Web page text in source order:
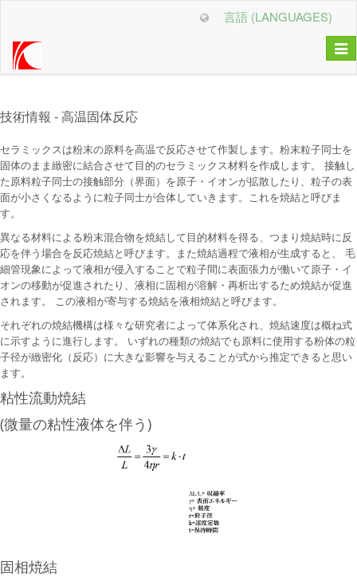
言語 (LANGUAGES)
技術情報 - 高温固体反応
セラミックスは粉末の原料を高温で反応させて作製します。粉末粒子同士を
固体のまま緻密に結合させて目的のセラミックス材料を作成します。 接触し
た原料粒子同士の接触部分（界面）を原子・イオンが拡散したり、粒子の表
面が小さくなるように粒子同士が合体していきます。これを焼結と呼びま
す。
異なる材料による粉末混合物を焼結して目的材料を得る、つまり焼結時に反
応を伴う場合を反応焼結と呼びます。また焼結過程で液相が生成すると、 毛
細管現象によって液相が侵入することで粒子間に表面張力が働いて原子・イ
オンの移動が促進されたり、液相に固相が溶解・再析出するため焼結が促進
されます。 この液相が寄与する焼結を液相焼結と呼びます。
それぞれの焼結機構は様々な研究者によって体系化され、焼結速度は概ね式
に示すように進行します。 いずれの種類の焼結でも原料に使用する粉体の粒
子径が緻密化（反応）に大きな影響を与えることが式から推定できると思い
ます。
粘性流動焼結
(微量の粘性液体を伴う)
固相焼結